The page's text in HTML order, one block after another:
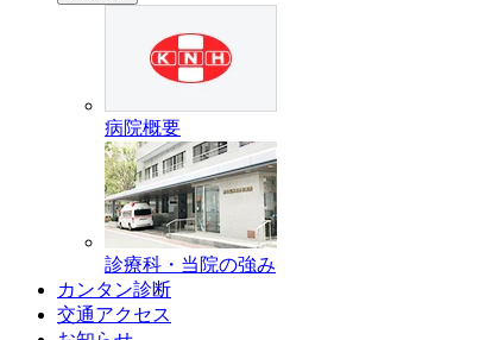
病院概要
診療科・当院の強み
カンタン診断
交通アクセス